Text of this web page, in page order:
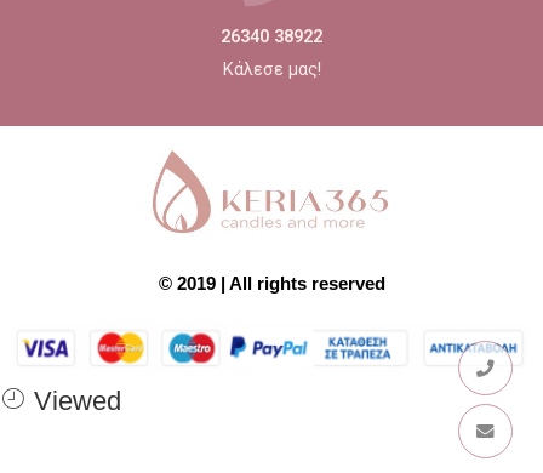
26340 38922
Κάλεσε μας!
© 2019 | All rights reserved
Viewed